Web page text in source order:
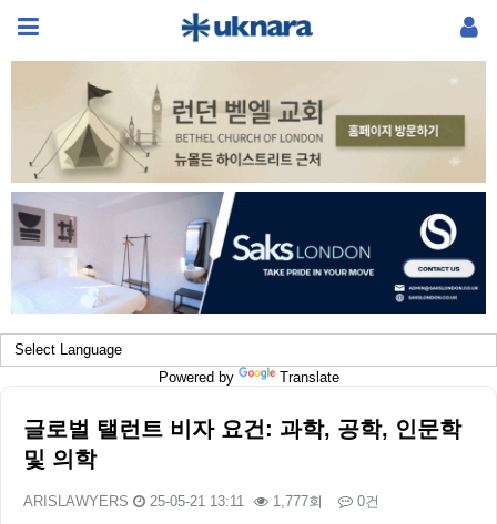
Powered by Translate
글로벌 탤런트 비자 요건: 과학, 공학, 인문학
및 의학
ARISLAWYERS 25-05-21 13:11 1,777회 0건